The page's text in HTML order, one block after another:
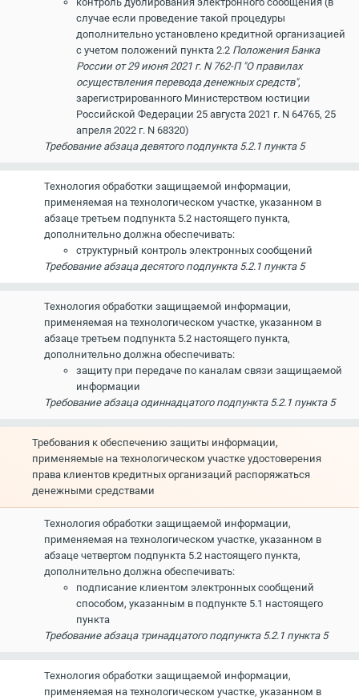
случае если проведение такой процедуры
дополнительно установлено кредитной организацией
с учетом положений пункта 2.2 Положения Банка
России от 29 июня 2021 г. N 762-П "О правилах
осуществления перевода денежных средств",
зарегистрированного Министерством юстиции
Российской Федерации 25 августа 2021 г. N 64765, 25
апреля 2022 г. N 68320)
Требование абзаца девятого подпункта 5.2.1 пункта 5
Технология обработки защищаемой информации,
применяемая на технологическом участке, указанном в
абзаце третьем подпункта 5.2 настоящего пункта,
дополнительно должна обеспечивать:
структурный контроль электронных сообщений
Требование абзаца десятого подпункта 5.2.1 пункта 5
Технология обработки защищаемой информации,
применяемая на технологическом участке, указанном в
абзаце третьем подпункта 5.2 настоящего пункта,
дополнительно должна обеспечивать:
защиту при передаче по каналам связи защищаемой
информации
Требование абзаца одиннадцатого подпункта 5.2.1 пункта 5
Требования к обеспечению защиты информации,
применяемые на технологическом участке удостоверения
права клиентов кредитных организаций распоряжаться
денежными средствами
Технология обработки защищаемой информации,
применяемая на технологическом участке, указанном в
абзаце четвертом подпункта 5.2 настоящего пункта,
дополнительно должна обеспечивать:
подписание клиентом электронных сообщений
способом, указанным в подпункте 5.1 настоящего
пункта
Требование абзаца тринадцатого подпункта 5.2.1 пункта 5
Технология обработки защищаемой информации,
применяемая на технологическом участке, указанном в